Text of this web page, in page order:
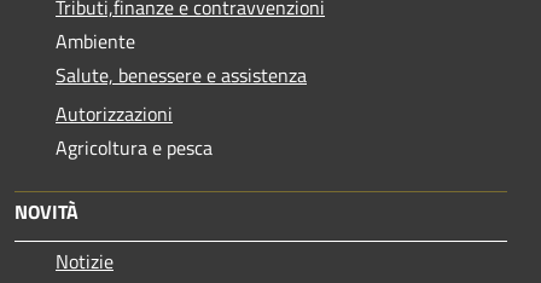
Tributi,finanze e contravvenzioni
Ambiente
Salute, benessere e assistenza
Autorizzazioni
Agricoltura e pesca
NOVITÀ
Notizie